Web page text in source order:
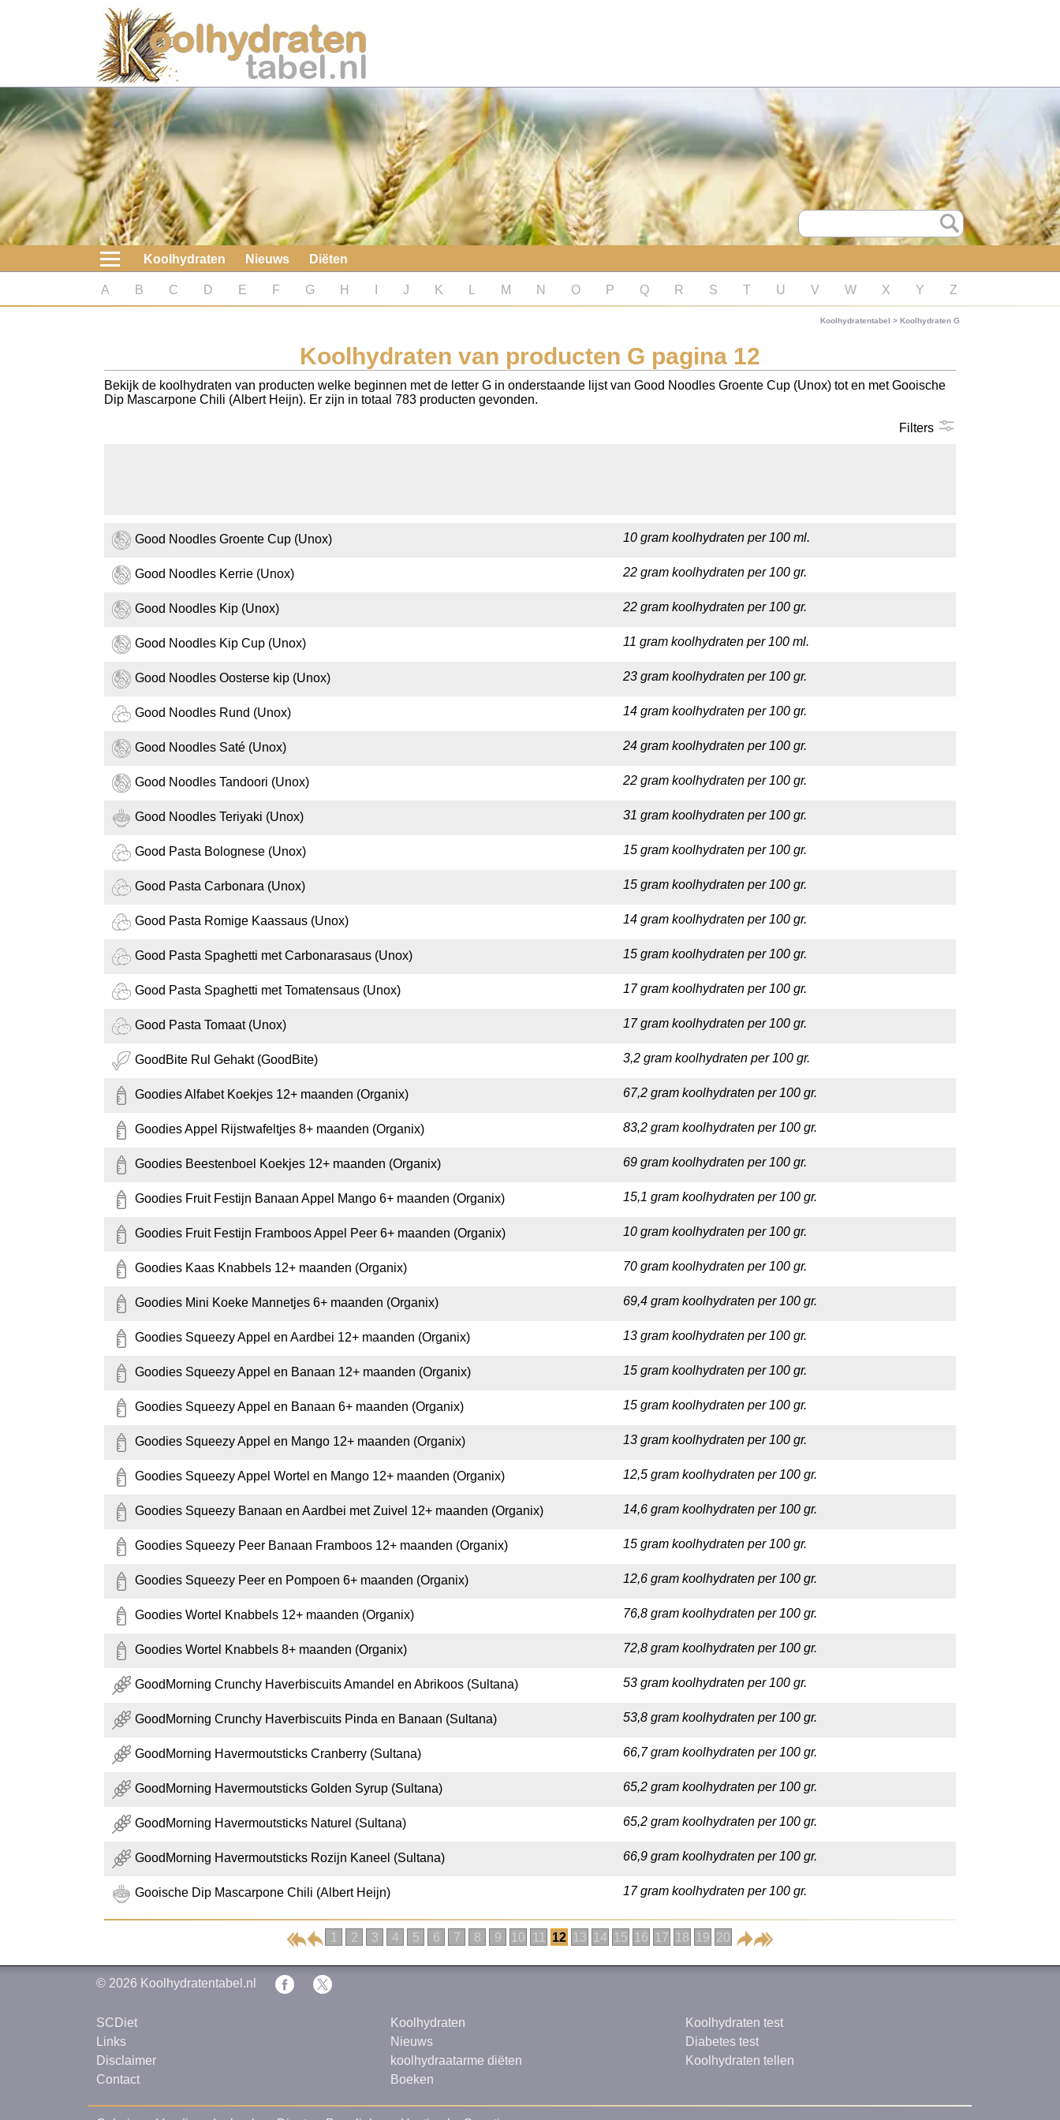
Koolhydraten
Nieuws
Koolhydraatarme diëten
Boeken
koolhydraatarme diëten
Diabetes test
Koolhydraten tellen
Koolhydraten Nieuws Diëten
A B C D E F G H J K M N O P Q R S T U V W X Y Z
Koolhydratentabel > Koolhydraten G
Koolhydraten van producten G pagina 12
Bekijk de koolhydraten van producten welke beginnen met de letter G in onderstaande lijst van Good Noodles Groente Cup (Unox) tot en met Gooische
Dip Mascarpone Chili (Albert Heijn). Er zijn in totaal 783 producten gevonden.
Filters
Good Noodles Groente Cup (Unox) 10 gram koolhydraten per 100 ml.
Good Noodles Kerrie (Unox) 22 gram koolhydraten per 100 gr.
Good Noodles Kip (Unox) 22 gram koolhydraten per 100 gr.
Good Noodles Kip Cup (Unox) 11 gram koolhydraten per 100 ml.
Good Noodles Oosterse kip (Unox) 23 gram koolhydraten per 100 gr.
Good Noodles Rund (Unox) 14 gram koolhydraten per 100 gr.
Good Noodles Saté (Unox) 24 gram koolhydraten per 100 gr.
Good Noodles Tandoori (Unox) 22 gram koolhydraten per 100 gr.
Good Noodles Teriyaki (Unox) 31 gram koolhydraten per 100 gr.
Good Pasta Bolognese (Unox) 15 gram koolhydraten per 100 gr.
Good Pasta Carbonara (Unox) 15 gram koolhydraten per 100 gr.
Good Pasta Romige Kaassaus (Unox) 14 gram koolhydraten per 100 gr.
Good Pasta Spaghetti met Carbonarasaus (Unox) 15 gram koolhydraten per 100 gr.
Good Pasta Spaghetti met Tomatensaus (Unox) 17 gram koolhydraten per 100 gr.
Good Pasta Tomaat (Unox) 17 gram koolhydraten per 100 gr.
GoodBite Rul Gehakt (GoodBite) 3,2 gram koolhydraten per 100 gr.
Goodies Alfabet Koekjes 12+ maanden (Organix) 67,2 gram koolhydraten per 100 gr.
Goodies Appel Rijstwafeltjes 8+ maanden (Organix) 83,2 gram koolhydraten per 100 gr.
Goodies Beestenboel Koekjes 12+ maanden (Organix) 69 gram koolhydraten per 100 gr.
Goodies Fruit Festijn Banaan Appel Mango 6+ maanden (Organix) 15,1 gram koolhydraten per 100 gr.
Goodies Fruit Festijn Framboos Appel Peer 6+ maanden (Organix) 10 gram koolhydraten per 100 gr.
Goodies Kaas Knabbels 12+ maanden (Organix) 70 gram koolhydraten per 100 gr.
Goodies Mini Koeke Mannetjes 6+ maanden (Organix) 69,4 gram koolhydraten per 100 gr.
Goodies Squeezy Appel en Aardbei 12+ maanden (Organix) 13 gram koolhydraten per 100 gr.
Goodies Squeezy Appel en Banaan 12+ maanden (Organix) 15 gram koolhydraten per 100 gr.
Goodies Squeezy Appel en Banaan 6+ maanden (Organix) 15 gram koolhydraten per 100 gr.
Goodies Squeezy Appel en Mango 12+ maanden (Organix) 13 gram koolhydraten per 100 gr.
Goodies Squeezy Appel Wortel en Mango 12+ maanden (Organix) 12,5 gram koolhydraten per 100 gr.
Goodies Squeezy Banaan en Aardbei met Zuivel 12+ maanden (Organix) 14,6 gram koolhydraten per 100 gr.
Goodies Squeezy Peer Banaan Framboos 12+ maanden (Organix) 15 gram koolhydraten per 100 gr.
Goodies Squeezy Peer en Pompoen 6+ maanden (Organix) 12,6 gram koolhydraten per 100 gr.
Goodies Wortel Knabbels 12+ maanden (Organix) 76,8 gram koolhydraten per 100 gr.
Goodies Wortel Knabbels 8+ maanden (Organix) 72,8 gram koolhydraten per 100 gr.
GoodMorning Crunchy Haverbiscuits Amandel en Abrikoos (Sultana) 53 gram koolhydraten per 100 gr.
GoodMorning Crunchy Haverbiscuits Pinda en Banaan (Sultana) 53,8 gram koolhydraten per 100 gr.
GoodMorning Havermoutsticks Cranberry (Sultana) 66,7 gram koolhydraten per 100 gr.
GoodMorning Havermoutsticks Golden Syrup (Sultana) 65,2 gram koolhydraten per 100 gr.
GoodMorning Havermoutsticks Naturel (Sultana) 65,2 gram koolhydraten per 100 gr.
GoodMorning Havermoutsticks Rozijn Kaneel (Sultana) 66,9 gram koolhydraten per 100 gr.
Gooische Dip Mascarpone Chili (Albert Heijn) 17 gram koolhydraten per 100 gr.
1 2 3 4 5 6 7 8 9 10 11 12 13 14 15 16 17 18 19 20
© 2026 Koolhydratentabel.nl
SCDiet
Links
Disclaimer
Contact
Koolhydraten
Nieuws
koolhydraatarme diëten
Boeken
Koolhydraten test
Diabetes test
Koolhydraten tellen